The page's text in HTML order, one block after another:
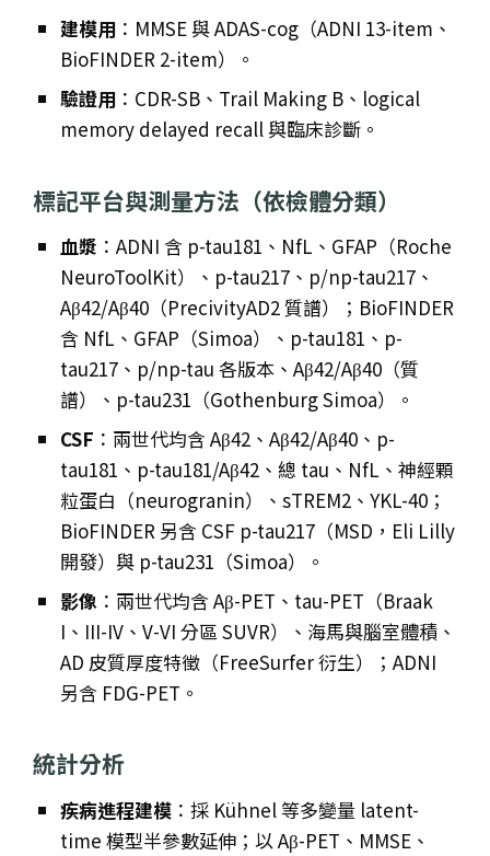
建模用 ：MMSE 與 ADAS-cog（ADNI 13-item、
BioFINDER 2-item）。
驗證用 ：CDR-SB、Trail Making B、logical
memory delayed recall 與臨床診斷。
標記平台與測量方法（依檢體分類）
血漿 ：ADNI 含 p-tau181、NfL、GFAP（Roche
NeuroToolKit）、p-tau217、p/np-tau217、
Aβ42/Aβ40（PrecivityAD2 質譜）；BioFINDER
含 NfL、GFAP（Simoa）、p-tau181、p-
tau217、p/np-tau 各版本、Aβ42/Aβ40（質
譜）、p-tau231（Gothenburg Simoa）。
CSF ：兩世代均含 Aβ42、Aβ42/Aβ40、p-
tau181、p-tau181/Aβ42、總 tau、NfL、神經顆
粒蛋白（neurogranin）、sTREM2、YKL-40；
BioFINDER 另含 CSF p-tau217（MSD，Eli Lilly
開發）與 p-tau231（Simoa）。
影像 ：兩世代均含 Aβ-PET、tau-PET（Braak
I、III-IV、V-VI 分區 SUVR）、海馬與腦室體積、
AD 皮質厚度特徵（FreeSurfer 衍生）；ADNI
另含 FDG-PET。
統計分析
疾病進程建模 ：採 Kühnel 等多變量 latent-
time 模型半參數延伸；以 Aβ-PET、MMSE、